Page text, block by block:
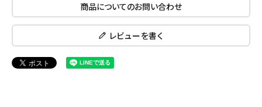
商品についてのお問い合わせ
レビューを書く